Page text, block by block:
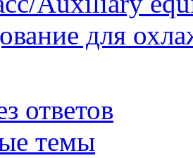
для
ответов
темы